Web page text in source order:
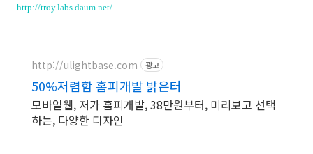
http://troy.labs.daum.net/
http://ulightbase.com 광고
50%저렴함 홈피개발 밝은터
모바일웹, 저가 홈피개발, 38만원부터, 미리보고 선택
하는, 다양한 디자인